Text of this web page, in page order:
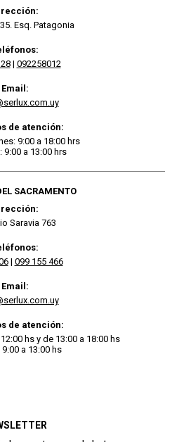
Esq. Patagonia
| 092258012
Email:
de atención:
9:00 a 18:00 hrs
9:00 a 13:00 hrs
SACRAMENTO
Saravia 763
| 099 155 466
Email:
de atención:
hs y de 13:00 a 18:00 hs
a 13:00 hs